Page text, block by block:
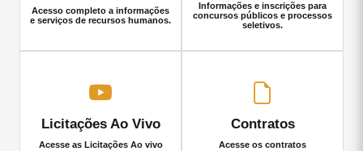
Acesso completo a informações
e serviços de recursos humanos.
Informações e inscrições para
concursos públicos e processos
seletivos.
Licitações Ao Vivo
Acesse as Licitações Ao vivo
Contratos
Acesse os contratos